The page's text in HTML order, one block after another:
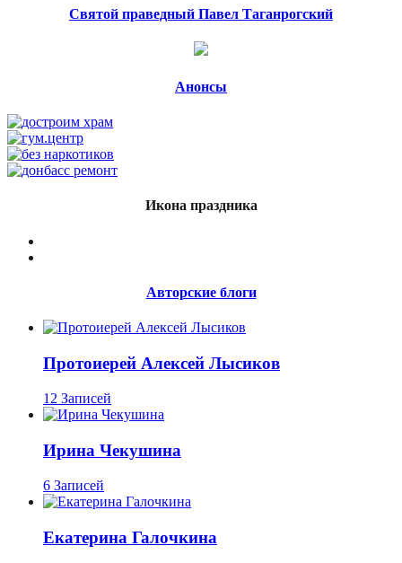
Святой праведный Павел Таганрогский
Анонсы
Икона праздника
Авторские блоги
Протоиерей Алексей Лысиков
12 Записей
Ирина Чекушина
6 Записей
Екатерина Галочкина